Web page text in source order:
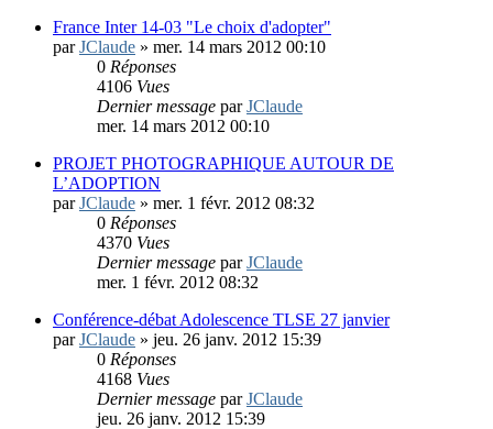
France Inter 14-03 "Le choix d'adopter"
parJClaude » mer. 14 mars 2012 00:10
0 Réponses
4106 Vues
Dernier message parJClaude
mer. 14 mars 2012 00:10
PROJET PHOTOGRAPHIQUE AUTOUR DE
L’ADOPTION
parJClaude » mer. 1 févr. 2012 08:32
0 Réponses
4370 Vues
Dernier message parJClaude
mer. 1 févr. 2012 08:32
Conférence-débat Adolescence TLSE 27 janvier
parJClaude » jeu. 26 janv. 2012 15:39
0 Réponses
4168 Vues
Dernier message parJClaude
jeu. 26 janv. 2012 15:39